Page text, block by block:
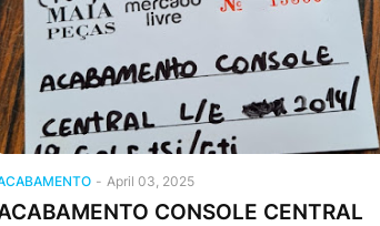
- April 03, 2025
CONSOLE CENTRAL